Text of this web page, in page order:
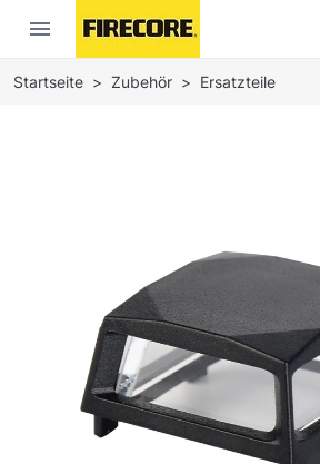
menu
Startseite Zubehör Ersatzteile